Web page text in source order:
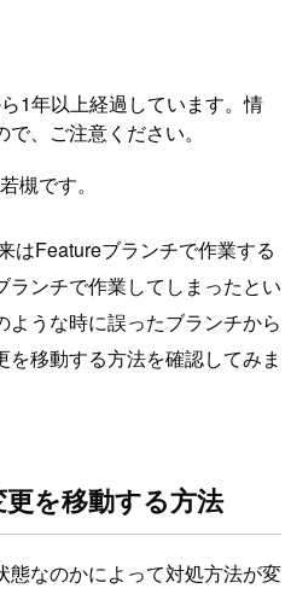
1年以上経過しています。情
、ご注意ください。
槻です。
はFeatureブランチで作業する
ランチで作業してしまったとい
ような時に誤ったブランチから
移動する方法を確認してみま
を移動する方法
態なのかによって対処方法が変